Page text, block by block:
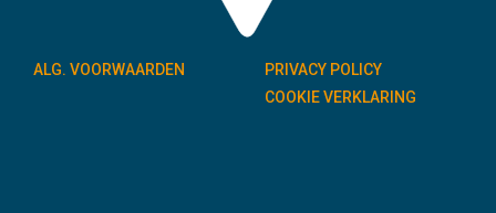
ALG. VOORWAARDEN
PRIVACY POLICY
COOKIE VERKLARING